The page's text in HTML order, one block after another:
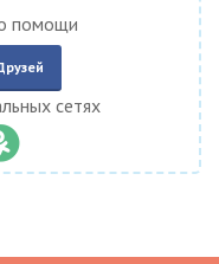
помощи
сетях